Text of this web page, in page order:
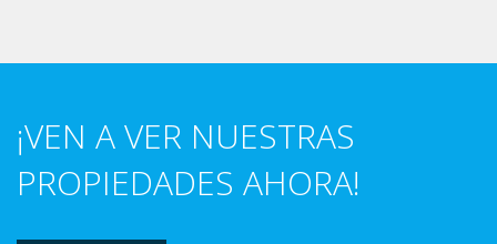
¡VEN A VER NUESTRAS
PROPIEDADES AHORA!